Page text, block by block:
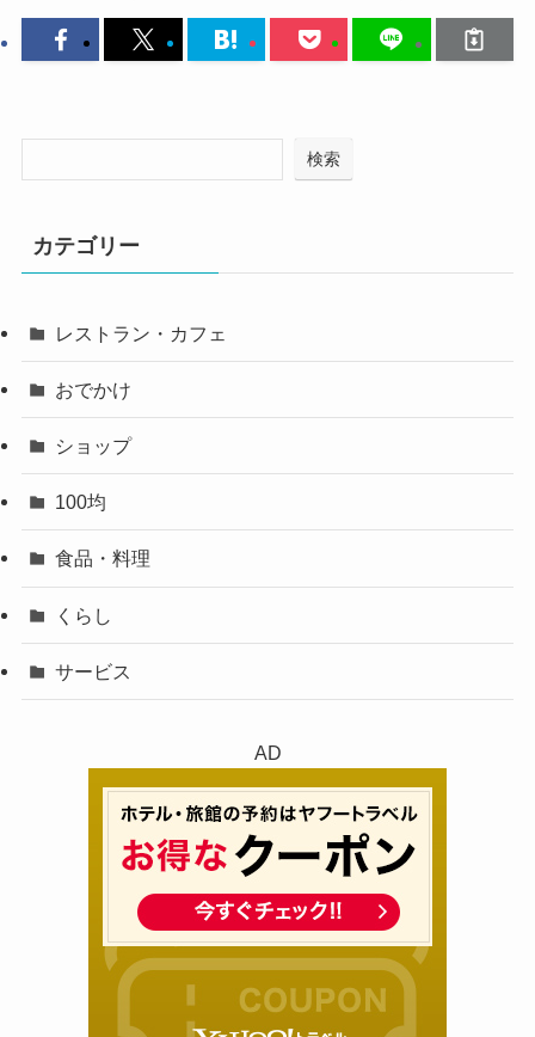
検索
カテゴリー
レストラン・カフェ
おでかけ
ショップ
100均
食品・料理
くらし
サービス
AD